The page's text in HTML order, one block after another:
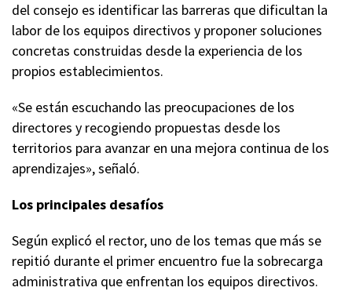
del consejo es identificar las barreras que dificultan la
labor de los equipos directivos y proponer soluciones
concretas construidas desde la experiencia de los
propios establecimientos.
«Se están escuchando las preocupaciones de los
directores y recogiendo propuestas desde los
territorios para avanzar en una mejora continua de los
aprendizajes», señaló.
Los principales desafíos
Según explicó el rector, uno de los temas que más se
repitió durante el primer encuentro fue la sobrecarga
administrativa que enfrentan los equipos directivos.